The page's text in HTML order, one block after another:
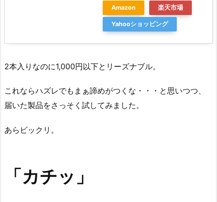
Amazon 楽天市場
Yahooショッピング
2本入りなのに1,000円以下とリーズナブル。
これならハズレでもまぁ諦めがつくな・・・と思いつつ、
届いた製品をさっそく試してみました。
あらビックリ。
「カチッ」